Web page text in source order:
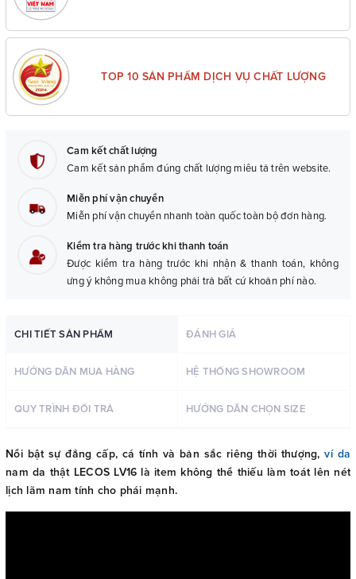
TOP 10 SẢN PHẨM DỊCH VỤ CHẤT LƯỢNG
Cam kết chất lượng
Cam kết sản phẩm đúng chất lượng miêu tả trên website.
Miễn phí vận chuyển
Miễn phí vận chuyển nhanh toàn quốc toàn bộ đơn hàng.
Kiểm tra hàng trước khi thanh toán
Được kiểm tra hàng trước khi nhận & thanh toán, không
ưng ý không mua không phải trả bất cứ khoản phí nào.
CHI TIẾT SẢN PHẨM ĐÁNH GIÁ
HƯỚNG DẪN MUA HÀNG HỆ THỐNG SHOWROOM
QUY TRÌNH ĐỔI TRẢ HƯỚNG DẪN CHỌN SIZE
Nổi bật sự đẳng cấp, cá tính và bản sắc riêng thời thượng,ví da
nam da thật LECOS LV16 là item không thể thiếu làm toát lên nét
lịch lãm nam tính cho phái mạnh.